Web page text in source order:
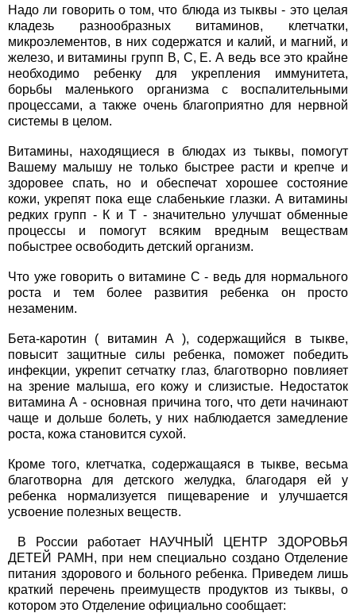
Надо ли говорить о том, что блюда из тыквы - это целая
кладезь разнообразных витаминов, клетчатки,
микроэлементов, в них содержатся и калий, и магний, и
железо, и витамины групп В, С, Е. А ведь все это крайне
необходимо ребенку для укрепления иммунитета,
борьбы маленького организма с воспалительными
процессами, а также очень благоприятно для нервной
системы в целом.
Витамины, находящиеся в блюдах из тыквы, помогут
Вашему малышу не только быстрее расти и крепче и
здоровее спать, но и обеспечат хорошее состояние
кожи, укрепят пока еще слабенькие глазки. А витамины
редких групп - К и Т - значительно улучшат обменные
процессы и помогут всяким вредным веществам
побыстрее освободить детский организм.
Что уже говорить о витамине С - ведь для нормального
роста и тем более развития ребенка он просто
незаменим.
Бета-каротин ( витамин А ), содержащийся в тыкве,
повысит защитные силы ребенка, поможет победить
инфекции, укрепит сетчатку глаз, благотворно повлияет
на зрение малыша, его кожу и слизистые. Недостаток
витамина А - основная причина того, что дети начинают
чаще и дольше болеть, у них наблюдается замедление
роста, кожа становится сухой.
Кроме того, клетчатка, содержащаяся в тыкве, весьма
благотворна для детского желудка, благодаря ей у
ребенка нормализуется пищеварение и улучшается
усвоение полезных веществ.
В России работает НАУЧНЫЙ ЦЕНТР ЗДОРОВЬЯ
ДЕТЕЙ РАМН, при нем специально создано Отделение
питания здорового и больного ребенка. Приведем лишь
краткий перечень преимуществ продуктов из тыквы, о
котором это Отделение официально сообщает: